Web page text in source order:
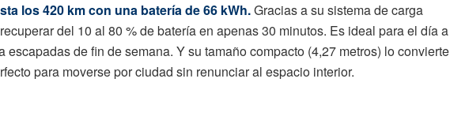
los 420 km con una batería de 66 kWh.Gracias a su sistema de carga
del 10 al 80 % de batería en apenas 30 minutos. Es ideal para el día a
escapadas de fin de semana. Y su tamaño compacto (4,27 metros) lo convierte
para moverse por ciudad sin renunciar al espacio interior.